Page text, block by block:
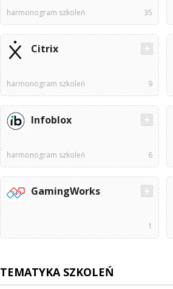
harmonogram szkoleń 35
Citrix
harmonogram szkoleń 9
Infoblox
harmonogram szkoleń 6
GamingWorks
1
TEMATYKA SZKOLEŃ